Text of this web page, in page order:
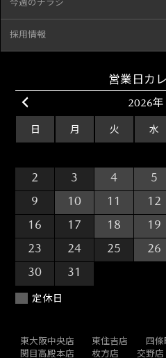
今週のチラシ
採用情報
営業日カ
2026年
日 月 火 水
2
3 4 5
9
10 11 12
16
17 18 19
23
24 25 26
30
31
定休日
東大阪中央店 東住吉店 四條
関目高殿本店
枚方店 交野店